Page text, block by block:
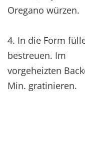
Oregano würzen.
4. In die Form
bestreuen. Im
vorgeheizten
Min. gratinieren.